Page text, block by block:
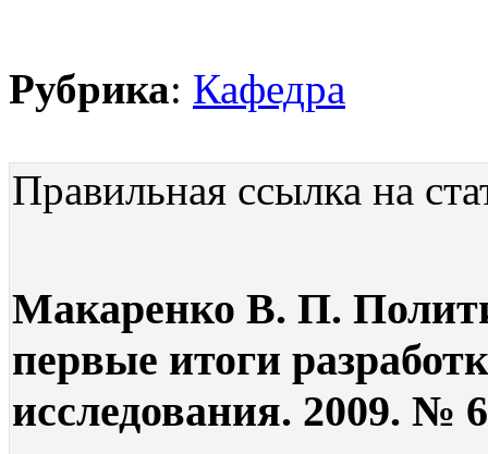
Рубрика: Кафедра
Правильная ссылка на
Макаренко В. П.
первые итоги
исследования. 2009. №